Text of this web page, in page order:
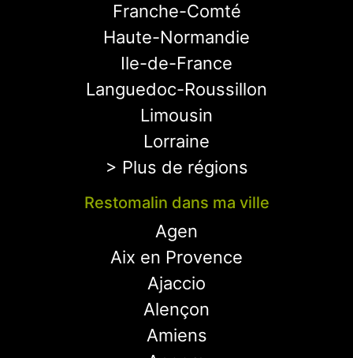
Franche-Comté
Haute-Normandie
Ile-de-France
Languedoc-Roussillon
Limousin
Lorraine
> Plus de régions
Restomalin dans ma ville
Agen
Aix en Provence
Ajaccio
Alençon
Amiens